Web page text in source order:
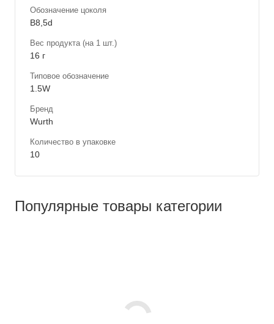
Обозначение цоколя
B8,5d
Вес продукта (на 1 шт.)
16 г
Типовое обозначение
1.5W
Бренд
Wurth
Количество в упаковке
10
Популярные товары категории